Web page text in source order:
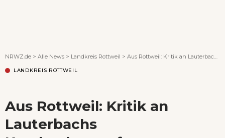
NRWZ.de > Alle News > Landkreis Rottweil > Aus Rottweil: Kritik an Lauterbachs Krankenhausreform
LANDKREIS ROTTWEIL
Aus Rottweil: Kritik an
Lauterbachs